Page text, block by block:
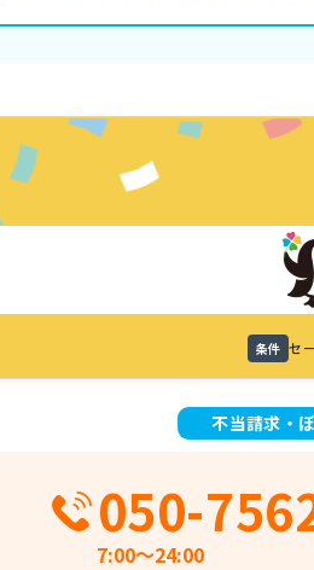
条件 セ
不当請求・
050-
7:00〜24:00